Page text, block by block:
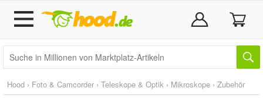
Hood › Foto & Camcorder › Teleskope & Optik › Mikroskope › Zubehör